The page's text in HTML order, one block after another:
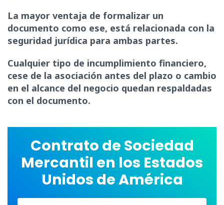
La mayor ventaja de formalizar un
documento como ese, está relacionada con la
seguridad jurídica para ambas partes.
Cualquier tipo de incumplimiento financiero,
cese de la asociación antes del plazo o cambio
en el alcance del negocio quedan respaldadas
con el documento.
Contrato de Sociedad
Mercantil en los Estados
Unidos de América